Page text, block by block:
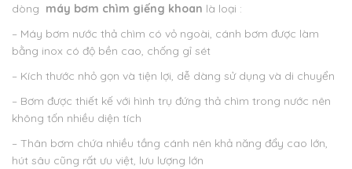
dòng máy bơm chìm giếng khoan là loại :
– Máy bơm nước thả chìm có vỏ ngoài, cánh bơm được làm
bằng inox có độ bền cao, chống gỉ sét
– Kích thước nhỏ gọn và tiện lợi, dễ dàng sử dụng và di chuyển
– Bơm được thiết kế với hình trụ đứng thả chìm trong nước nên
không tốn nhiều diện tích
– Thân bơm chứa nhiều tầng cánh nên khả năng đẩy cao lớn,
hút sâu cũng rất ưu việt, lưu lượng lớn